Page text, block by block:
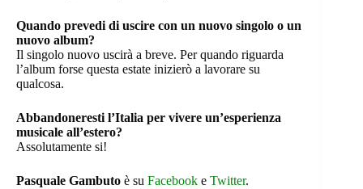
Quando prevedi di uscire con un nuovo singolo o un
nuovo album?
Il singolo nuovo uscirà a breve. Per quando riguarda
l’album forse questa estate inizierò a lavorare su
qualcosa.
Abbandoneresti l’Italia per vivere un’esperienza
musicale all’estero?
Assolutamente si!
Pasquale Gambuto è su Facebook e Twitter.